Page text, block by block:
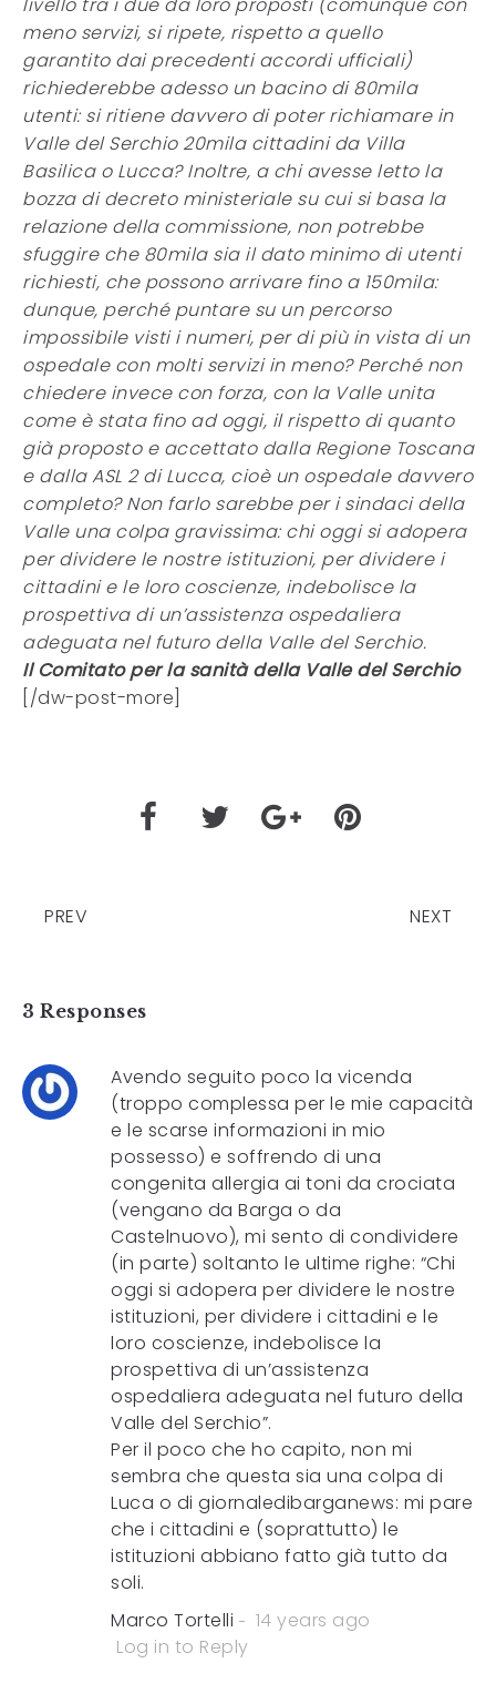
meno servizi, si ripete, rispetto a quello
garantito dai precedenti accordi ufficiali)
richiederebbe adesso un bacino di 80mila
utenti: si ritiene davvero di poter richiamare in
Valle del Serchio 20mila cittadini da Villa
Basilica o Lucca? Inoltre, a chi avesse letto la
bozza di decreto ministeriale su cui si basa la
relazione della commissione, non potrebbe
sfuggire che 80mila sia il dato minimo di utenti
richiesti, che possono arrivare fino a 150mila:
dunque, perché puntare su un percorso
impossibile visti i numeri, per di più in vista di un
ospedale con molti servizi in meno? Perché non
chiedere invece con forza, con la Valle unita
come è stata fino ad oggi, il rispetto di quanto
già proposto e accettato dalla Regione Toscana
e dalla ASL 2 di Lucca, cioè un ospedale davvero
completo? Non farlo sarebbe per i sindaci della
Valle una colpa gravissima: chi oggi si adopera
per dividere le nostre istituzioni, per dividere i
cittadini e le loro coscienze, indebolisce la
prospettiva di un’assistenza ospedaliera
adeguata nel futuro della Valle del Serchio.
Il Comitato per la sanità della Valle del Serchio
[/dw-post-more]
PREV NEXT
3 Responses
Avendo seguito poco la vicenda
(troppo complessa per le mie capacità
e le scarse informazioni in mio
possesso) e soffrendo di una
congenita allergia ai toni da crociata
(vengano da Barga o da
Castelnuovo), mi sento di condividere
(in parte) soltanto le ultime righe: “Chi
oggi si adopera per dividere le nostre
istituzioni, per dividere i cittadini e le
loro coscienze, indebolisce la
prospettiva di un’assistenza
ospedaliera adeguata nel futuro della
Valle del Serchio”.
Per il poco che ho capito, non mi
sembra che questa sia una colpa di
Luca o di giornaledibarganews: mi pare
che i cittadini e (soprattutto) le
istituzioni abbiano fatto già tutto da
soli.
Marco Tortelli
14 years ago
Log in to Reply